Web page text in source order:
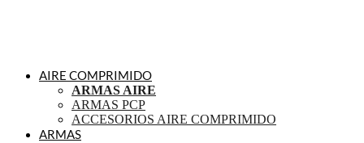
AIRE COMPRIMIDO
ARMAS AIRE
ARMAS PCP
ACCESORIOS AIRE COMPRIMIDO
ARMAS